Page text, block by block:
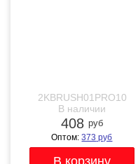
2KBRUSH01PRO10
В наличии
408 руб
Оптом:373 руб